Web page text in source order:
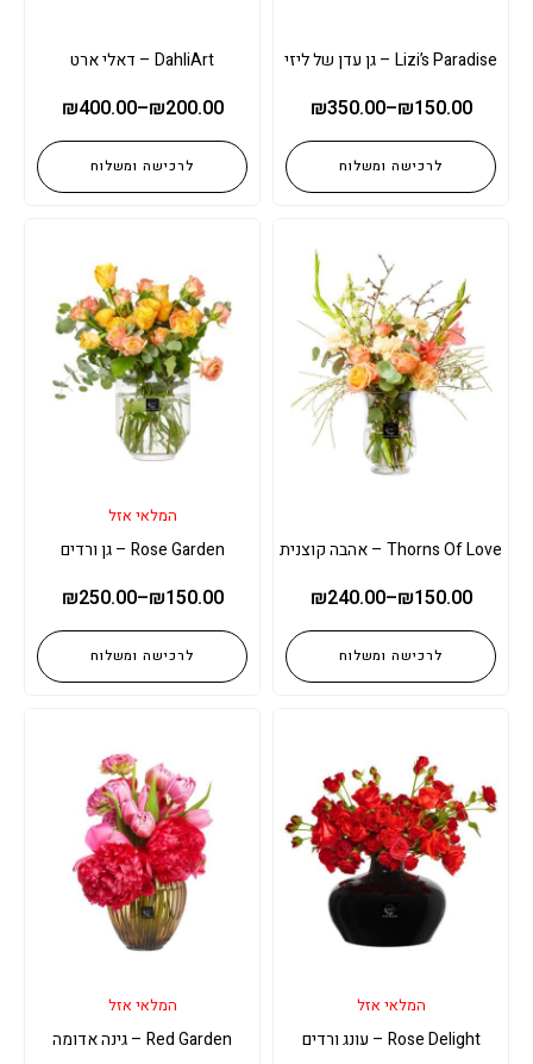
Lizi’s Paradise – גן עדן של ליזי
₪150.00
–
₪350.00
לרכישה ומשלוח
DahliArt – דאלי ארט
₪200.00
–
₪400.00
לרכישה ומשלוח
Thorns Of Love – אהבה קוצנית
₪150.00
–
₪240.00
לרכישה ומשלוח
המלאי אזל
Rose Garden – גן ורדים
₪150.00
–
₪250.00
לרכישה ומשלוח
המלאי אזל
Rose Delight – עונג ורדים
המלאי אזל
Red Garden – גינה אדומה